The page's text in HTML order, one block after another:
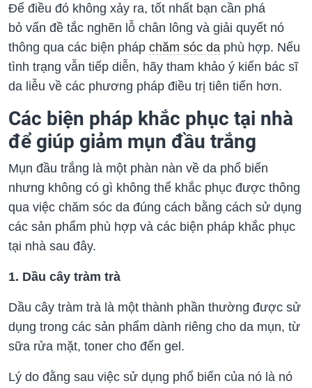
Để điều đó không xảy ra, tốt nhất bạn cần phá
bỏ vấn đề tắc nghẽn lỗ chân lông và giải quyết nó
thông qua các biện pháp chăm sóc da phù hợp. Nếu
tình trạng vẫn tiếp diễn, hãy tham khảo ý kiến ​​bác sĩ
da liễu về các phương pháp điều trị tiên tiến hơn.
Các biện pháp khắc phục tại nhà
để giúp giảm mụn đầu trắng
Mụn đầu trắng là một phàn nàn về da phổ biến
nhưng không có gì không thể khắc phục được thông
qua việc chăm sóc da đúng cách bằng cách sử dụng
các sản phẩm phù hợp và các biện pháp khắc phục
tại nhà sau đây.
1. Dầu cây tràm trà
Dầu cây tràm trà là một thành phần thường được sử
dụng trong các sản phẩm dành riêng cho da mụn, từ
sữa rửa mặt, toner cho đến gel.
Lý do đằng sau việc sử dụng phổ biến của nó là nó